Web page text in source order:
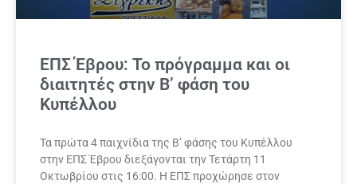
ΕΠΣ Έβρου: Το πρόγραμμα και οι
διαιτητές στην Β’ φάση του
Κυπέλλου
Τα πρώτα 4 παιχνίδια της Β’ φάσης του Κυπέλλου
στην ΕΠΣ Έβρου διεξάγονται την Τετάρτη 11
Οκτωβρίου στις 16:00. Η ΕΠΣ προχώρησε στον